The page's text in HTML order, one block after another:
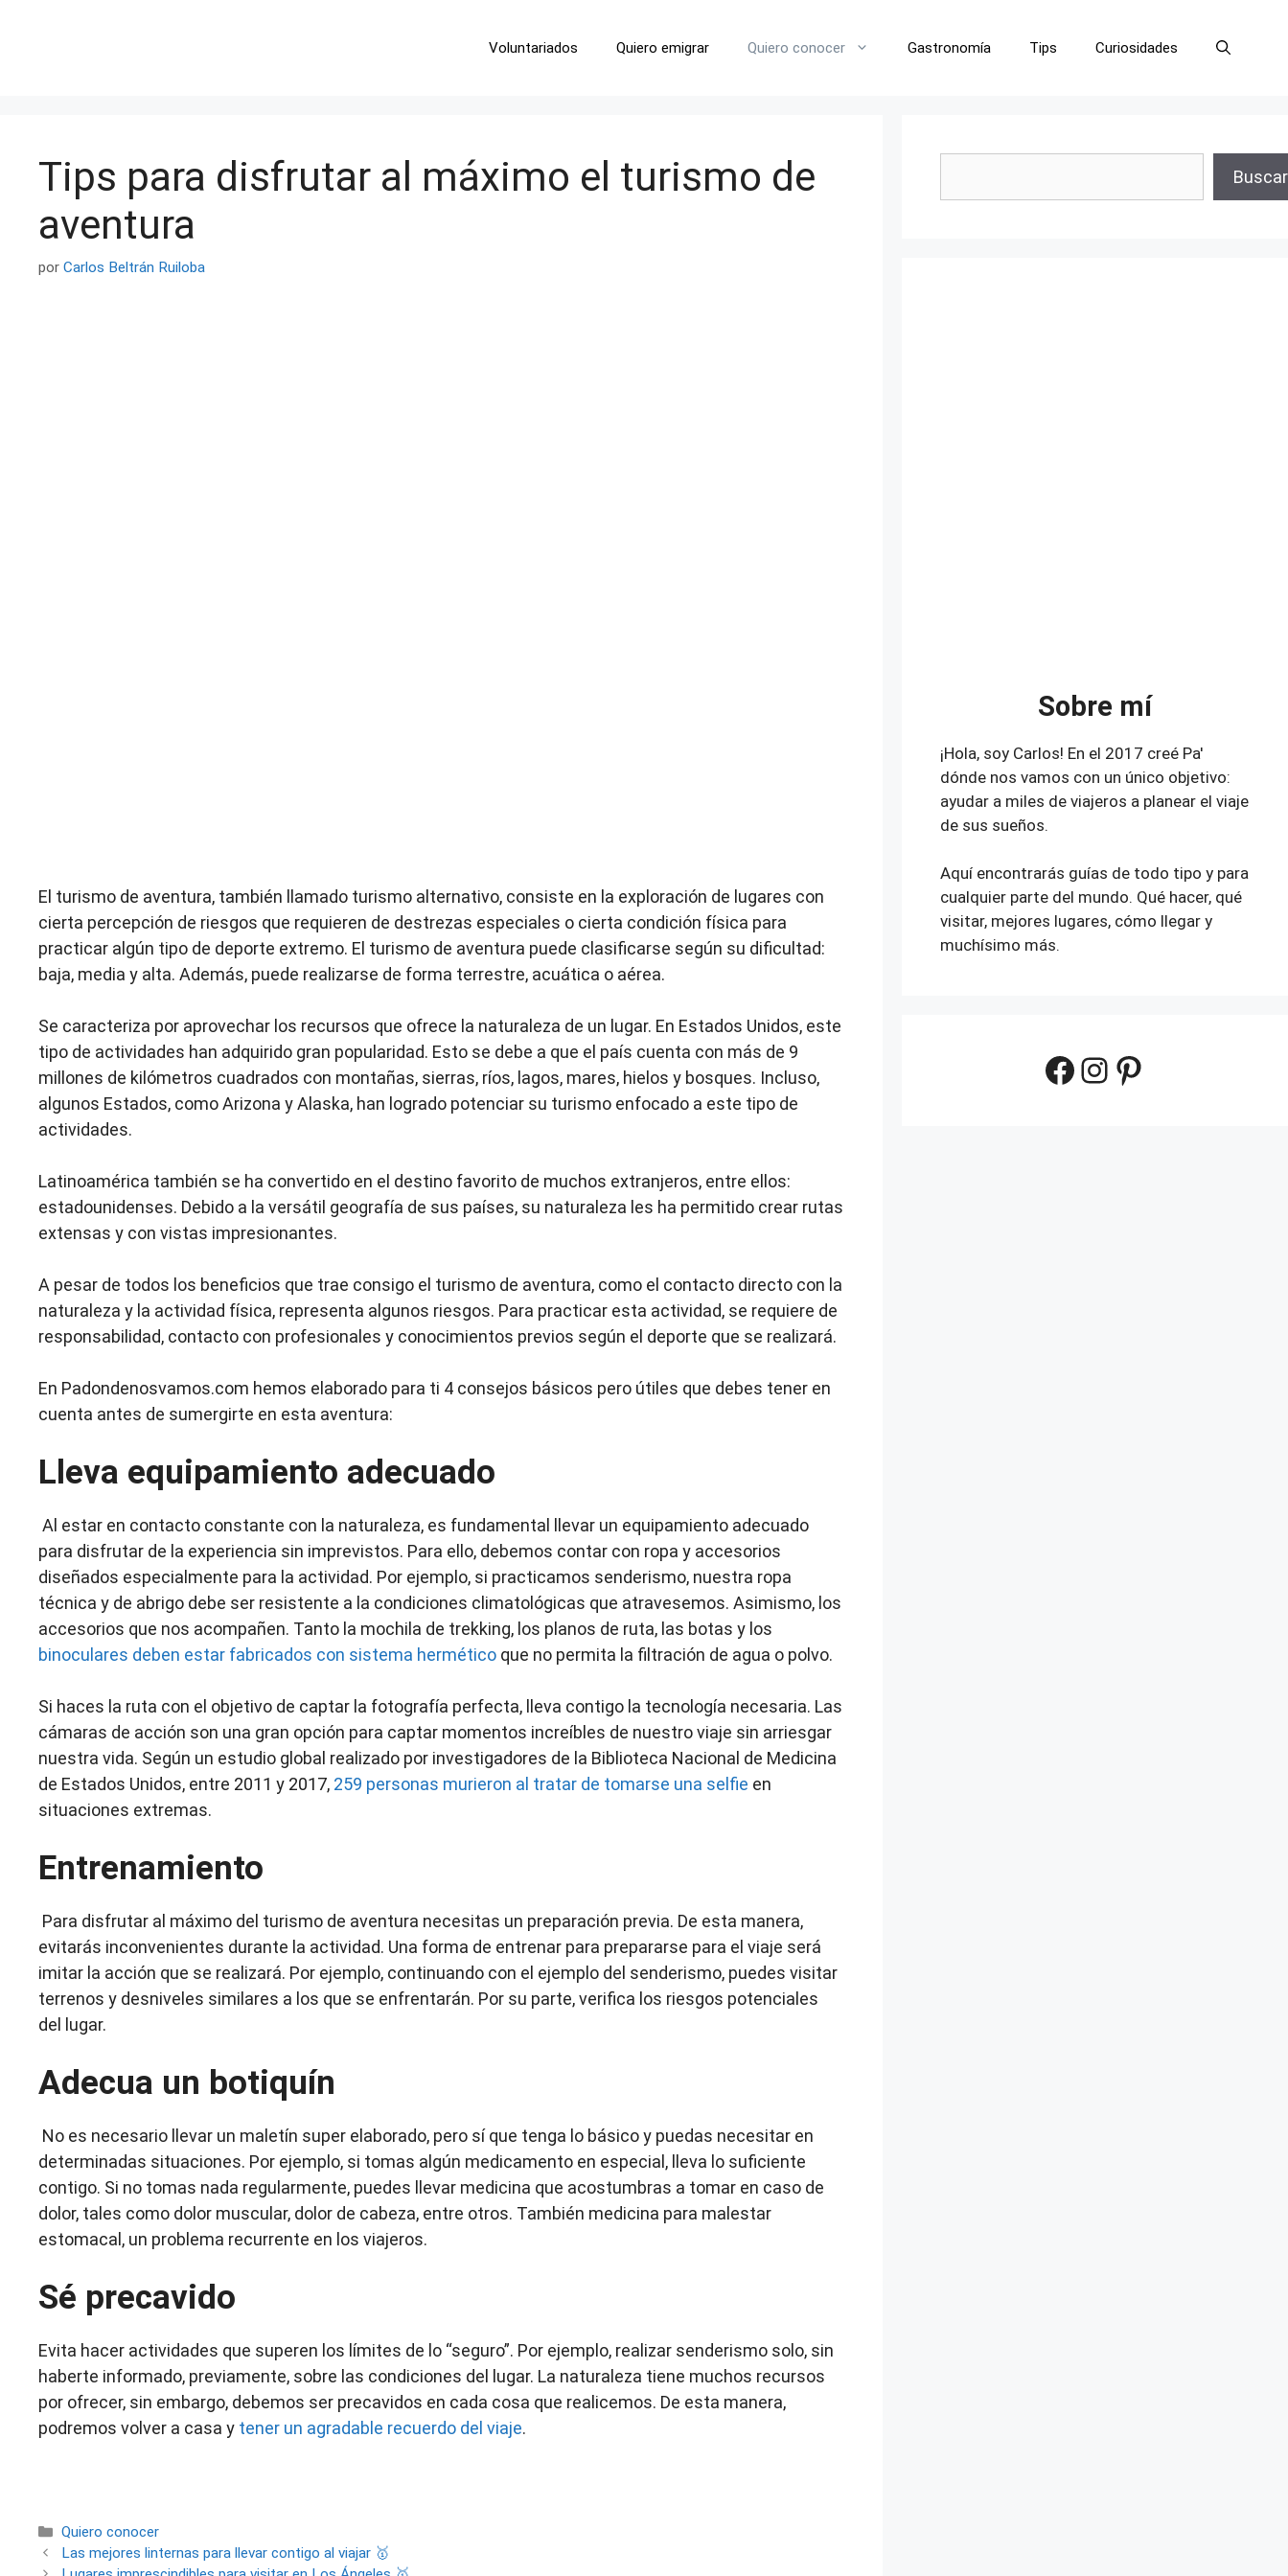
Voluntariados Quiero emigrar Quiero conocer Gastronomía Tips Curiosidades
Tips para disfrutar al máximo el turismo de
aventura
por Carlos Beltrán Ruiloba
El turismo de aventura, también llamado turismo alternativo, consiste en la exploración de lugares con
cierta percepción de riesgos que requieren de destrezas especiales o cierta condición física para
practicar algún tipo de deporte extremo. El turismo de aventura puede clasificarse según su dificultad:
baja, media y alta. Además, puede realizarse de forma terrestre, acuática o aérea.
Se caracteriza por aprovechar los recursos que ofrece la naturaleza de un lugar. En Estados Unidos, este
tipo de actividades han adquirido gran popularidad. Esto se debe a que el país cuenta con más de 9
millones de kilómetros cuadrados con montañas, sierras, ríos, lagos, mares, hielos y bosques. Incluso,
algunos Estados, como Arizona y Alaska, han logrado potenciar su turismo enfocado a este tipo de
actividades.
Latinoamérica también se ha convertido en el destino favorito de muchos extranjeros, entre ellos:
estadounidenses. Debido a la versátil geografía de sus países, su naturaleza les ha permitido crear rutas
extensas y con vistas impresionantes.
A pesar de todos los beneficios que trae consigo el turismo de aventura, como el contacto directo con la
naturaleza y la actividad física, representa algunos riesgos. Para practicar esta actividad, se requiere de
responsabilidad, contacto con profesionales y conocimientos previos según el deporte que se realizará.
En Padondenosvamos.com hemos elaborado para ti 4 consejos básicos pero útiles que debes tener en
cuenta antes de sumergirte en esta aventura:
Lleva equipamiento adecuado
Al estar en contacto constante con la naturaleza, es fundamental llevar un equipamiento adecuado
para disfrutar de la experiencia sin imprevistos. Para ello, debemos contar con ropa y accesorios
diseñados especialmente para la actividad. Por ejemplo, si practicamos senderismo, nuestra ropa
técnica y de abrigo debe ser resistente a la condiciones climatológicas que atravesemos. Asimismo, los
accesorios que nos acompañen. Tanto la mochila de trekking, los planos de ruta, las botas y los
binoculares deben estar fabricados con sistema hermético que no permita la filtración de agua o polvo.
Si haces la ruta con el objetivo de captar la fotografía perfecta, lleva contigo la tecnología necesaria. Las
cámaras de acción son una gran opción para captar momentos increíbles de nuestro viaje sin arriesgar
nuestra vida. Según un estudio global realizado por investigadores de la Biblioteca Nacional de Medicina
de Estados Unidos, entre 2011 y 2017, 259 personas murieron al tratar de tomarse una selfie en
situaciones extremas.
Entrenamiento
Para disfrutar al máximo del turismo de aventura necesitas un preparación previa. De esta manera,
evitarás inconvenientes durante la actividad. Una forma de entrenar para prepararse para el viaje será
imitar la acción que se realizará. Por ejemplo, continuando con el ejemplo del senderismo, puedes visitar
terrenos y desniveles similares a los que se enfrentarán. Por su parte, verifica los riesgos potenciales
del lugar.
Adecua un botiquín
No es necesario llevar un maletín super elaborado, pero sí que tenga lo básico y puedas necesitar en
determinadas situaciones. Por ejemplo, si tomas algún medicamento en especial, lleva lo suficiente
contigo. Si no tomas nada regularmente, puedes llevar medicina que acostumbras a tomar en caso de
dolor, tales como dolor muscular, dolor de cabeza, entre otros. También medicina para malestar
estomacal, un problema recurrente en los viajeros.
Sé precavido
Evita hacer actividades que superen los límites de lo “seguro”. Por ejemplo, realizar senderismo solo, sin
haberte informado, previamente, sobre las condiciones del lugar. La naturaleza tiene muchos recursos
por ofrecer, sin embargo, debemos ser precavidos en cada cosa que realicemos. De esta manera,
podremos volver a casa y tener un agradable recuerdo del viaje.
Categorías
Quiero conocer
Las mejores linternas para llevar contigo al viajar 🥇
Buscar
Sobre mí
¡Hola, soy Carlos! En el 2017 creé Pa'
dónde nos vamos con un único objetivo:
ayudar a miles de viajeros a planear el viaje
de sus sueños.
Aquí encontrarás guías de todo tipo y para
cualquier parte del mundo. Qué hacer, qué
visitar, mejores lugares, cómo llegar y
muchísimo más.
Facebook
Instagram
Pinterest